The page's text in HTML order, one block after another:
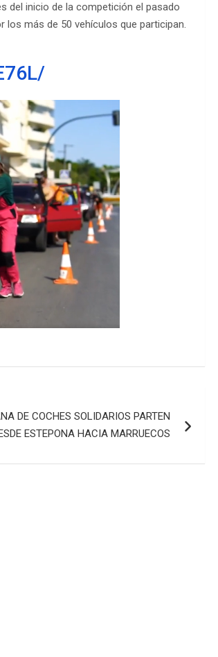
del inicio de la competición el pasado
los más de 50 vehículos que participan.
DE COCHES SOLIDARIOS PARTEN
ESTEPONA HACIA MARRUECOS